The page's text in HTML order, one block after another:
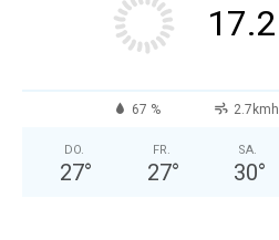
17.2
67 % 2.7kmh
DO.
27°
FR.
27°
SA.
30°